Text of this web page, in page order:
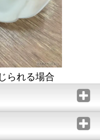
られる場合